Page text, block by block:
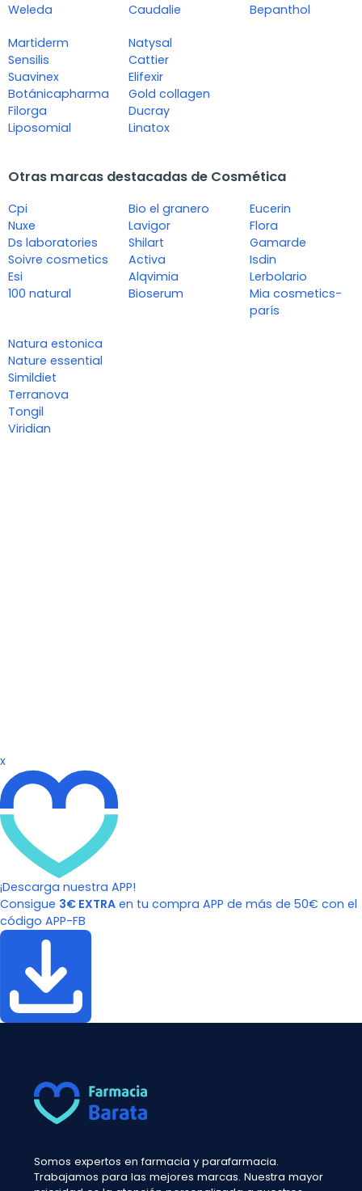
Weleda
Caudalie
Bepanthol
Martiderm
Sensilis
Suavinex
Botánicapharma
Filorga
Liposomial
Natysal
Cattier
Elifexir
Gold collagen
Ducray
Linatox
Otras marcas destacadas de Cosmética
Cpi
Nuxe
Ds laboratories
Soivre cosmetics
Esi
100 natural
Bio el granero
Lavigor
Shilart
Activa
Alqvimia
Bioserum
Eucerin
Flora
Gamarde
Isdin
Lerbolario
Mia cosmetics-
parís
Natura estonica
Nature essential
Simildiet
Terranova
Tongil
Viridian
x
¡Descarga nuestra APP!
Consigue 3€ EXTRA en tu compra APP de más de 50€ con el
código APP-FB
Somos expertos en farmacia y parafarmacia.
Trabajamos para las mejores marcas. Nuestra mayor